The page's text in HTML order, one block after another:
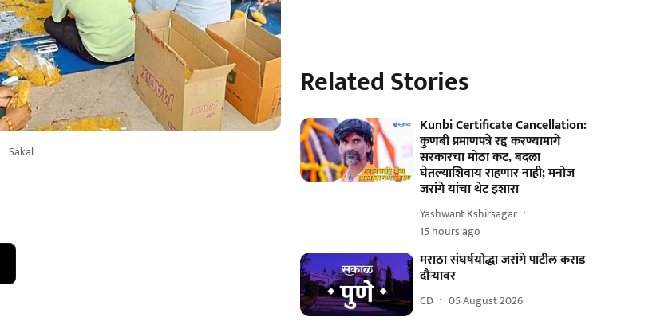
Sakal
Related Stories
Kunbi Certificate Cancellation:
कुणबी प्रमाणपत्रे रद्द करण्यामागे
सरकारचा मोठा कट, बदला
घेतल्याशिवाय राहणार नाही; मनोज
जरांगे यांचा थेट इशारा
Yashwant Kshirsagar
15 hours ago
मराठा संघर्षयोद्धा जरांगे पाटील कराड
दौऱ्यावर
CD 05 August 2026